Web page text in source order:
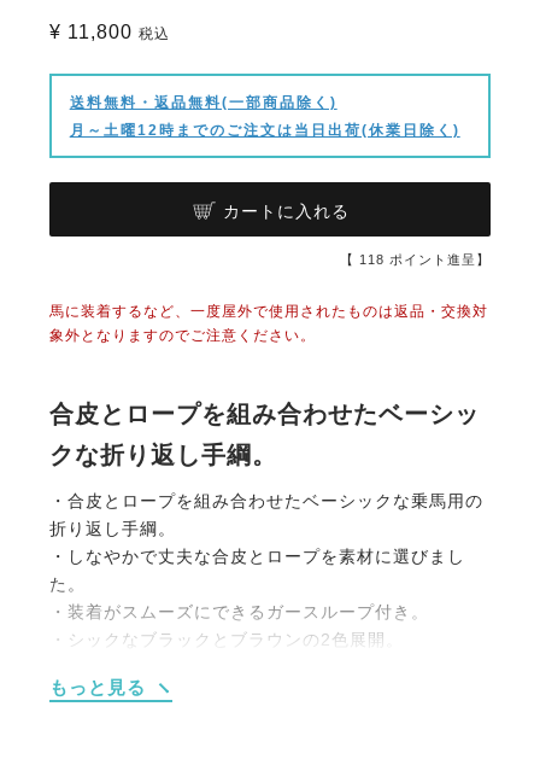
¥ 11,800 税込
送料無料・返品無料(一部商品除く)
月～土曜12時までのご注文は当日出荷(休業日除く)
カートに入れる
【 118 ポイント進呈】
馬に装着するなど、一度屋外で使用されたものは返品・交換対
象外となりますのでご注意ください。
合皮とロープを組み合わせたベーシッ
クな折り返し手綱。
・合皮とロープを組み合わせたベーシックな乗馬用の
折り返し手綱。
・しなやかで丈夫な合皮とロープを素材に選びまし
た。
・装着がスムーズにできるガースループ付き。
・シックなブラックとブラウンの2色展開。
もっと見る